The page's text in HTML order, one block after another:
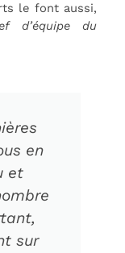
le font aussi,
d’équipe du
en
et
sur